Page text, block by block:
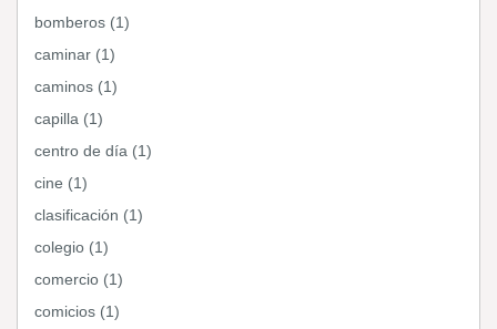
bomberos (1)
caminar (1)
caminos (1)
capilla (1)
centro de día (1)
cine (1)
clasificación (1)
colegio (1)
comercio (1)
comicios (1)